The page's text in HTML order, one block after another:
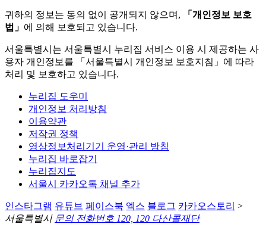
귀하의 정보는 동의 없이 공개되지 않으며,
「개인정보 보호
법」 에 의해 보호되고 있습니다.
서울특별시는 서울특별시 누리집 서비스 이용 시 제공하는 사
용자 개인정보를 「서울특별시 개인정보 보호지침」에 따라
처리 및 보호하고 있습니다.
누리집 도우미
개인정보 처리방침
이용약관
저작권 정책
영상정보처리기기 운영·관리 방침
누리집 바로잡기
누리집지도
서울시 카카오톡 채널 추가
인스타그램 유튜브 페이스북 엑스 블로그 카카오스토리 >
서울특별시 문의 전화번호 120, 120 다산콜재단